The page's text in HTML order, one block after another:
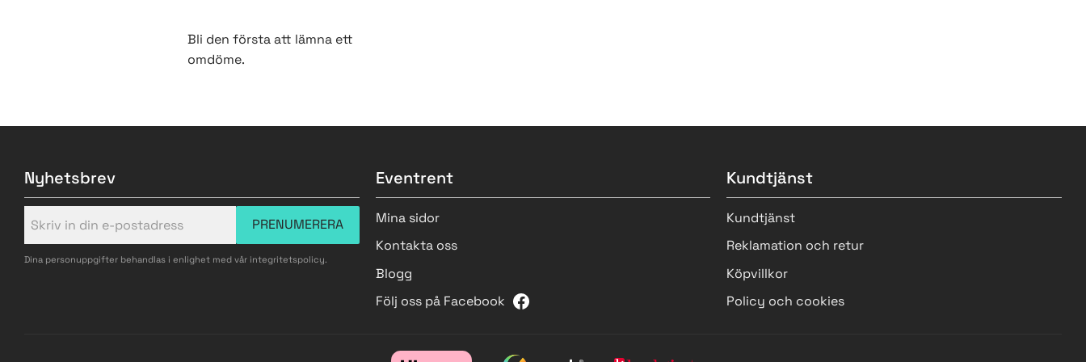
Bli den första att lämna ett
omdöme.
Nyhetsbrev
PRENUMERERA
Dina personuppgifter behandlas i enlighet med vår integritetspolicy.
Eventrent
Mina sidor
Kontakta oss
Blogg
Följ oss på Facebook
Kundtjänst
Kundtjänst
Reklamation och retur
Köpvillkor
Policy och cookies